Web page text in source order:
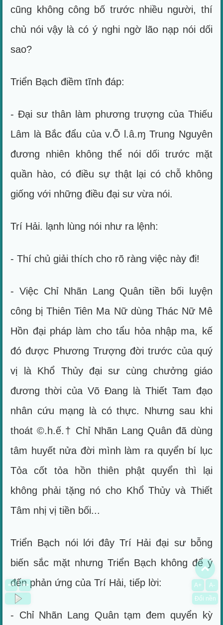
cũng không công bố trước nhiều người, thí
chủ nói vậy là có ý nghi ngờ lão nạp nói dối
sao?
Triển Bạch điềm tĩnh đáp:
- Đại sư thân làm phương trượng của Thiếu
Lâm là Bắc đẩu của v.Õ l.â.ɱ Trung Nguyên
đương nhiên không thể nói dối trước mặt
quần hào, có điều sự thật lại có chỗ không
giống với những điều đại sư vừa nói.
Trí Hải. lạnh lùng nói như ra lệnh:
- Thí chủ giải thích cho rõ ràng việc này đi!
- Việc Chỉ Nhãn Lang Quân tiền bối luyện
công bị Thiên Tiên Ma Nữ dùng Thác Nữ Mê
Hồn đại pháp làm cho tẩu hỏa nhập ma, kế
đó được Phương Trượng đời trước của quý
vị là Khổ Thủy đại sư cùng chưởng giáo
đương thời của Võ Đang là Thiết Tam đạo
nhân cứu mạng là có thực. Nhưng sau khi
thoát ©.h.ế.† Chỉ Nhãn Lang Quân đã dùng
tâm huyết nửa đời mình làm ra quyển bí lục
Tỏa cốt tỏa hồn thiên phật quyển thì lại
không phải tặng nó cho Khổ Thủy và Thiết
Tâm nhị vị tiền bối...
Triển Bạch nói lới đây Trí Hải đại sư bỗng
biến sắc mặt nhưng Triển Bạch không để ý
đến phản ứng của Trí Hải, tiếp lời:
- Chỉ Nhãn Lang Quân tạm đem quyển kỳ
>>
<< A+
A-
Đổi nền